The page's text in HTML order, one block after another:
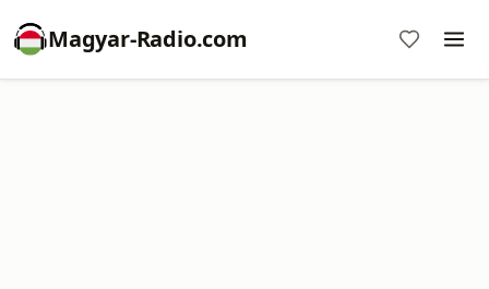
Magyar-Radio.com